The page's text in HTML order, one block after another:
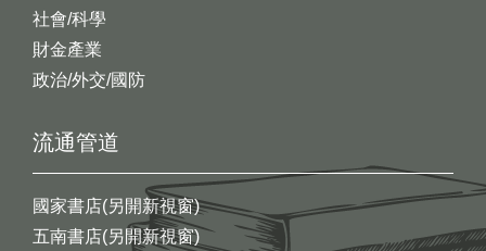
社會/科學
財金產業
政治/外交/國防
流通管道
國家書店(另開新視窗)
五南書店(另開新視窗)